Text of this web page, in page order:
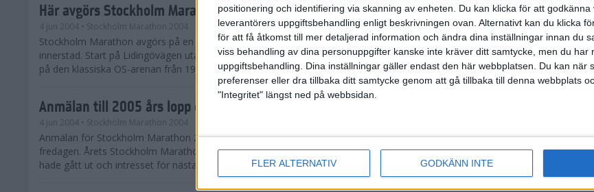
positionering och identifiering via skanning av enheten. Du kan klicka för att
leverantörers uppgiftsbehandling enligt beskrivningen ovan. Alternativt kan du klicka
för att få åtkomst till mer detaljerad information och ändra dina inställningar innan du
viss behandling av dina personuppgifter kanske inte kräver ditt samtycke, men du har
uppgiftsbehandling. Dina inställningar gäller endast den här webbplatsen. Du kan när
preferenser eller dra tillbaka ditt samtycke genom att gå tillbaka till denna webbplats
"Integritet" längst ned på webbsidan.
FLER ALTERNATIV GODKÄNN INTE
Här avgörs Stockholm Marathon
4 jun 2004 • Stockholm Marathon 2004
Stockholm Marathon avgörs på en tvåvarvsbana genom Stockholms
innerstad. Start på Lidingövägen utanför Stockholms Stadion och mål inne
på den klassiska OS-arenan från 1912.
Anmälan till 2005 års lopp öppen
4 jun 2004 • Stockholm Marathon 2004
Anmälan för Stockholm Marathon 2005 öppnade officiellt redan på
fredagen. Årets Stockholm Marathon blev fullt redan innan anmälningstiden
hade gått ut och intresset för nästa års lopp lördagen den 4 j...